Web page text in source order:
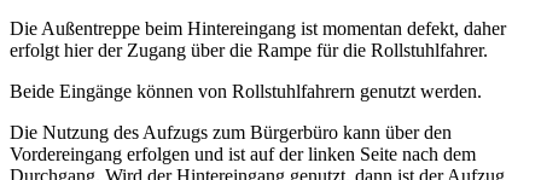
Die Außentreppe beim Hintereingang ist momentan defekt, daher
erfolgt hier der Zugang über die Rampe für die Rollstuhlfahrer.
Beide Eingänge können von Rollstuhlfahrern genutzt werden.
Die Nutzung des Aufzugs zum Bürgerbüro kann über den
Vordereingang erfolgen und ist auf der linken Seite nach dem